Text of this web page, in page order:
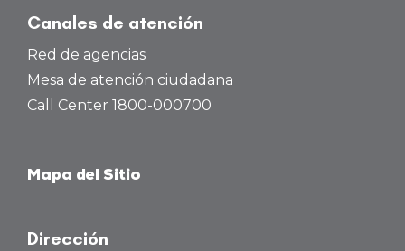
Canales de atención
Red de agencias
Mesa de atención ciudadana
Call Center 1800-000700
Mapa del Sitio
Dirección